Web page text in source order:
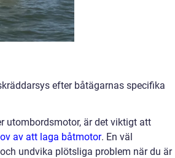
efter båtägarnas specifika
utombordsmotor, är det viktigt att
av att laga båtmotor. En väl
undvika plötsliga problem när du är